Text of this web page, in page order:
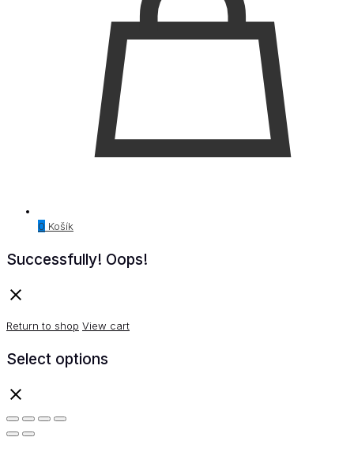
0 Košík
Successfully! Oops!
Return to shop View cart
Select options